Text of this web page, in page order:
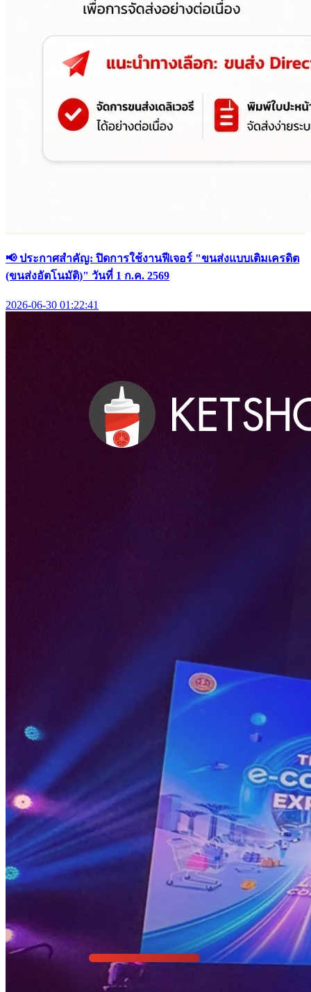
📢 ประกาศสำคัญ: ปิดการใช้งานฟีเจอร์ "ขนส่งแบบเติมเครดิต
(ขนส่งอัตโนมัติ)" วันที่ 1 ก.ค. 2569
2026-06-30 01:22:41